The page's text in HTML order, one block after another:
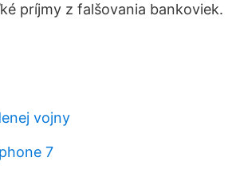
príjmy z falšovania bankoviek.
vojny
7